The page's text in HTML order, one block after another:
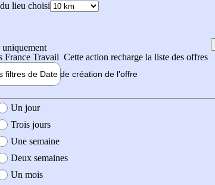
lieu choisi
France Travail Cette action recharge la liste des offres
filtres de Date de création de l'offre
création de l'offre
Un jour
Trois jours
Une semaine
Deux semaines
Un mois